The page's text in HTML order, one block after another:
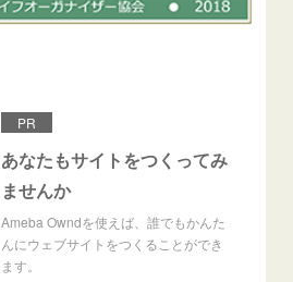
PR
あなたもサイトをつくってみ
ませんか
Ameba Owndを使えば、誰でもかんた
んにウェブサイトをつくることができ
ます。